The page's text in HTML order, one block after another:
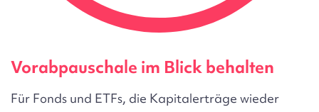
Vorabpauschale im Blick behalten
Für Fonds und ETFs, die Kapitalerträge wieder